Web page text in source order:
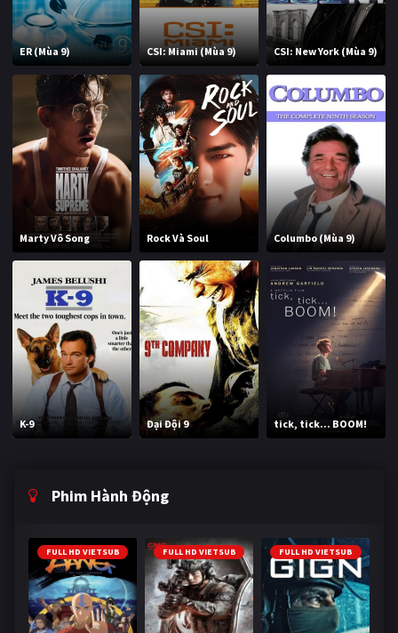
ER (Mùa 9) CSI: Miami (Mùa 9) CSI: New York (Mùa 9)
Marty Vô Song Rock Và Soul Columbo (Mùa 9)
K-9 Đại Đội 9 tick, tick... BOOM!
Phim Hành Động
FULL HD VIETSUB FULL HD VIETSUB FULL HD VIETSUB